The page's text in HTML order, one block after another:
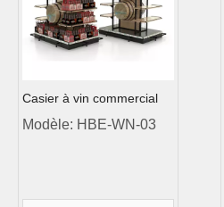
Casier à vin commercial
Modèle: HBE-WN-03